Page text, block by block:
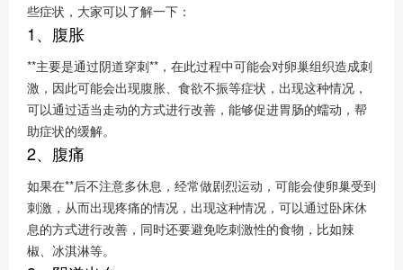
些症状，大家可以了解一下：
1、腹胀
**主要是通过阴道穿刺**，在此过程中可能会对卵巢组织造成刺
激，因此可能会出现腹胀、食欲不振等症状，出现这种情况，
可以通过适当走动的方式进行改善，能够促进胃肠的蠕动，帮
助症状的缓解。
2、腹痛
如果在**后不注意多休息，经常做剧烈运动，可能会使卵巢受到
刺激，从而出现疼痛的情况，出现这种情况，可以通过卧床休
息的方式进行改善，同时还要避免吃刺激性的食物，比如辣
椒、冰淇淋等。